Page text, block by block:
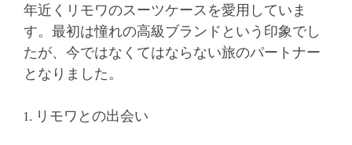
年近くリモワのスーツケースを愛用していま
す。最初は憧れの高級ブランドという印象でし
たが、今ではなくてはならない旅のパートナー
となりました。
1. リモワとの出会い